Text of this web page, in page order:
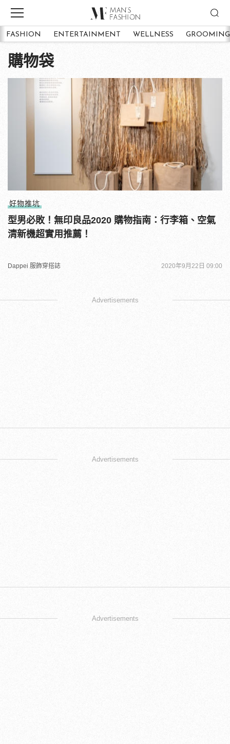
FASHION ENTERTAINMENT WELLNESS GROOMING
購物袋
好物推坑
型男必敗！無印良品2020 購物指南：行李箱、空氣
清新機超實用推薦！
Dappei 服飾穿搭誌 2020年9月22日 09:00
Advertisements
Advertisements
Advertisements